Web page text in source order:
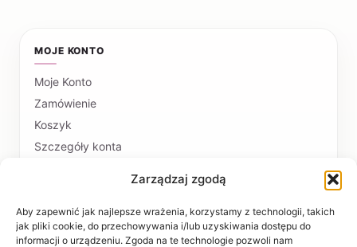
Zarządzaj zgodą
Aby zapewnić jak najlepsze wrażenia, korzystamy z technologii, takich
jak pliki cookie, do przechowywania i/lub uzyskiwania dostępu do
informacji o urządzeniu. Zgoda na te technologie pozwoli nam
MOJE KONTO
Moje Konto
Zamówienie
Koszyk
Szczegóły konta
PŁATNOŚCI I DOSTAWA
Formy płatności
Czas realizacji i koszty dostawy